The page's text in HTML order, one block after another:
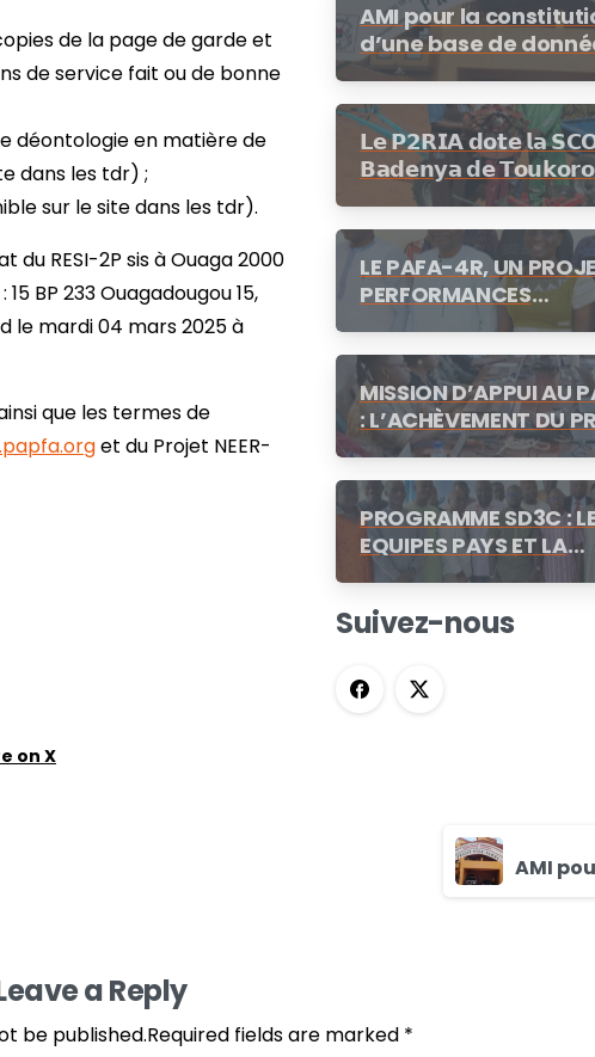
de la page de garde et
de service fait ou de bonne
déontologie en matière de
dans les tdr) ;
sur le site dans les tdr).
RESI-2P sis à Ouaga 2000
BP 233 Ouagadougou 15,
le mardi 04 mars 2025 à
que les termes de
et du Projet NEER-
on X
AMI pour la
d’une base de
fournisseurs/
dans le cadre des
procédures de
d’offres de prix,
cotation
𝗟𝗲 𝗣𝟮𝗥𝗜𝗔 𝗱𝗼𝘁𝗲 𝗹𝗮
𝗕𝗮𝗱𝗲𝗻𝘆𝗮 𝗱𝗲
𝗺𝗼𝘁𝗼𝗰𝘂𝗹𝘁𝗲𝘂𝗿
LE PAFA-4R, UN
PERFORMANCES
SATISFAISANTES
MISSION D’APPUI AU
: L’ACHÈVEMENT DU
AU CENTRE DES
CONCERTATIONS
PROGRAMME SD3C :
EQUIPES PAYS ET LA
COORDINATION
Suivez-nous
a Reply
be published.Required fields are marked *